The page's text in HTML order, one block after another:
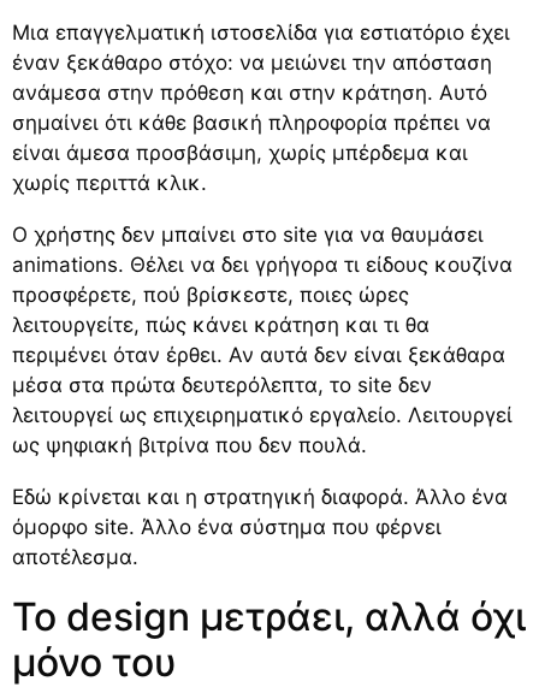
Μια επαγγελματική ιστοσελίδα για εστιατόριο έχει
έναν ξεκάθαρο στόχο: να μειώνει την απόσταση
ανάμεσα στην πρόθεση και στην κράτηση. Αυτό
σημαίνει ότι κάθε βασική πληροφορία πρέπει να
είναι άμεσα προσβάσιμη, χωρίς μπέρδεμα και
χωρίς περιττά κλικ.
Ο χρήστης δεν μπαίνει στο site για να θαυμάσει
animations. Θέλει να δει γρήγορα τι είδους κουζίνα
προσφέρετε, πού βρίσκεστε, ποιες ώρες
λειτουργείτε, πώς κάνει κράτηση και τι θα
περιμένει όταν έρθει. Αν αυτά δεν είναι ξεκάθαρα
μέσα στα πρώτα δευτερόλεπτα, το site δεν
λειτουργεί ως επιχειρηματικό εργαλείο. Λειτουργεί
ως ψηφιακή βιτρίνα που δεν πουλά.
Εδώ κρίνεται και η στρατηγική διαφορά. Άλλο ένα
όμορφο site. Άλλο ένα σύστημα που φέρνει
αποτέλεσμα.
Το design μετράει, αλλά όχι
μόνο του